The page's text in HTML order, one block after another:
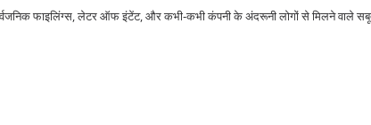
फाइलिंग्स, लेटर ऑफ इंटेंट, और कभी‑कभी कंपनी के अंदरूनी लोगों से मिलने वाले